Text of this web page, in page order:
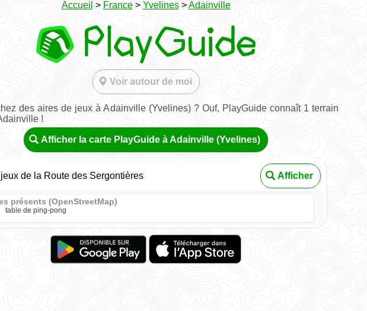
Accueil > France> Yvelines>Adainville
Voir autour de moi
des aires de jeux à Adainville (Yvelines) ? Ouf, PlayGuide connaît 1 terrain
!
Afficher la carte PlayGuide à Adainville (Yvelines)
de la Route des Sergontières Afficher
présents (OpenStreetMap)
table de ping-pong